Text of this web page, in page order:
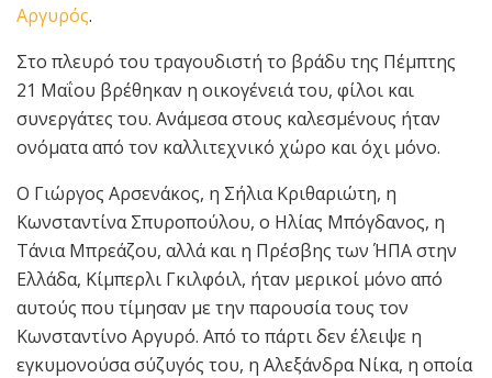
Αργυρός.
Στο πλευρό του τραγουδιστή το βράδυ της Πέμπτης
21 Μαΐου βρέθηκαν η οικογένειά του, φίλοι και
συνεργάτες του. Ανάμεσα στους καλεσμένους ήταν
ονόματα από τον καλλιτεχνικό χώρο και όχι μόνο.
Ο Γιώργος Αρσενάκος, η Σήλια Κριθαριώτη, η
Κωνσταντίνα Σπυροπούλου, ο Ηλίας Μπόγδανος, η
Τάνια Μπρεάζου, αλλά και η Πρέσβης των ΉΠΑ στην
Ελλάδα, Κίμπερλι Γκιλφόιλ, ήταν μερικοί μόνο από
αυτούς που τίμησαν με την παρουσία τους τον
Κωνσταντίνο Αργυρό. Από το πάρτι δεν έλειψε η
εγκυμονούσα σύζυγός του, η Αλεξάνδρα Νίκα, η οποία